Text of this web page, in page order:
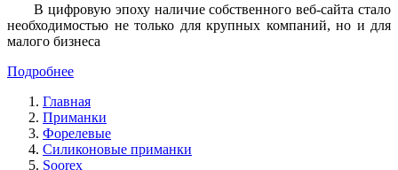
В цифровую эпоху наличие собственного веб-сайта стало
необходимостью не только для крупных компаний, но и для
малого бизнеса
Подробнее
Главная
Приманки
Форелевые
Силиконовые приманки
Soorex